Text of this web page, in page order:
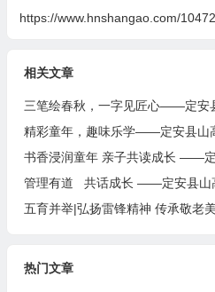
https://www.hnshangao.com/
相关文章
热门文章